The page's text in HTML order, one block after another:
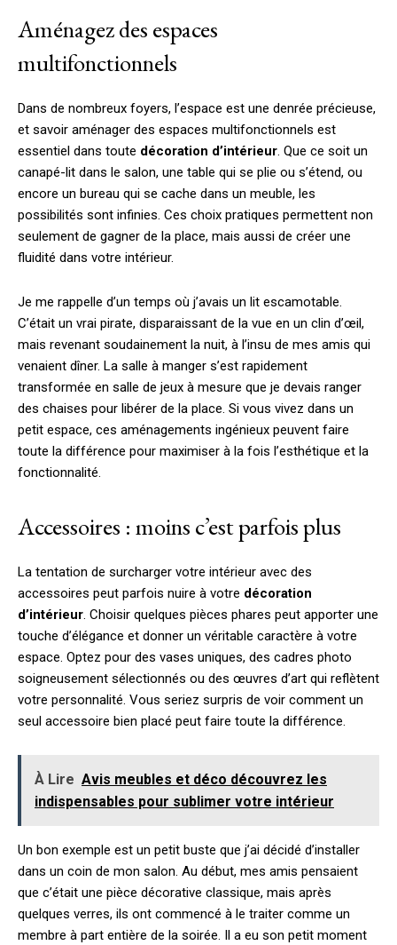
Aménagez des espaces
multifonctionnels
Dans de nombreux foyers, l’espace est une denrée précieuse,
et savoir aménager des espaces multifonctionnels est
essentiel dans toute décoration d’intérieur. Que ce soit un
canapé-lit dans le salon, une table qui se plie ou s’étend, ou
encore un bureau qui se cache dans un meuble, les
possibilités sont infinies. Ces choix pratiques permettent non
seulement de gagner de la place, mais aussi de créer une
fluidité dans votre intérieur.
Je me rappelle d’un temps où j’avais un lit escamotable.
C’était un vrai pirate, disparaissant de la vue en un clin d’œil,
mais revenant soudainement la nuit, à l’insu de mes amis qui
venaient dîner. La salle à manger s’est rapidement
transformée en salle de jeux à mesure que je devais ranger
des chaises pour libérer de la place. Si vous vivez dans un
petit espace, ces aménagements ingénieux peuvent faire
toute la différence pour maximiser à la fois l’esthétique et la
fonctionnalité.
Accessoires : moins c’est parfois plus
La tentation de surcharger votre intérieur avec des
accessoires peut parfois nuire à votre décoration
d’intérieur. Choisir quelques pièces phares peut apporter une
touche d’élégance et donner un véritable caractère à votre
espace. Optez pour des vases uniques, des cadres photo
soigneusement sélectionnés ou des œuvres d’art qui reflètent
votre personnalité. Vous seriez surpris de voir comment un
seul accessoire bien placé peut faire toute la différence.
À Lire Avis meubles et déco découvrez les
indispensables pour sublimer votre intérieur
Un bon exemple est un petit buste que j’ai décidé d’installer
dans un coin de mon salon. Au début, mes amis pensaient
que c’était une pièce décorative classique, mais après
quelques verres, ils ont commencé à le traiter comme un
membre à part entière de la soirée. Il a eu son petit moment